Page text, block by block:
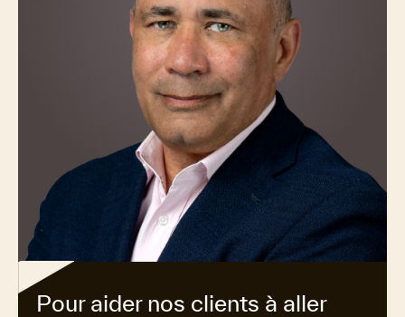
Pour aider nos clients à aller